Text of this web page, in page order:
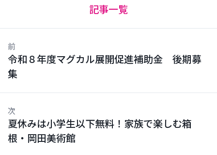
記事一覧
前
令和８年度マグカル展開促進補助金 後期募
集
次
夏休みは小学生以下無料！家族で楽しむ箱
根・岡田美術館